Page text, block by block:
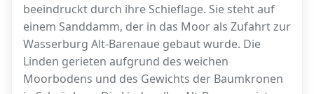
beeindruckt durch ihre Schieflage. Sie steht auf
einem Sanddamm, der in das Moor als Zufahrt zur
Wasserburg Alt-Barenaue gebaut wurde. Die
Linden gerieten aufgrund des weichen
Moorbodens und des Gewichts der Baumkronen